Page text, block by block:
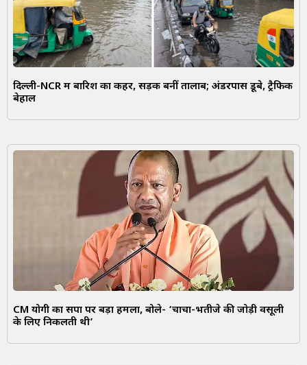
दिल्ली-NCR में बारिश का कहर, सड़कें बनीं तालाब; अंडरपास डूबे, ट्रैफिक
बेहाल
CM योगी का सपा पर बड़ा हमला, बोले- ‘चाचा-भतीजे की जोड़ी वसूली
के लिए निकलती थी’